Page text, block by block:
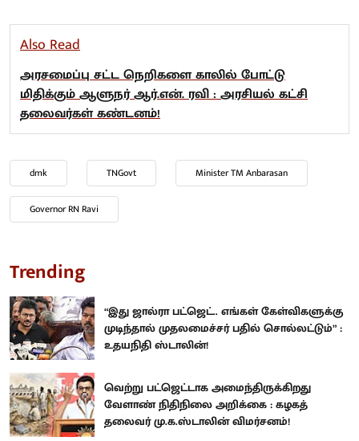
Also Read
அரசமைப்பு சட்ட நெறிகளை காலில் போட்டு
மிதிக்கும் ஆளுநர் ஆர்.என். ரவி : அரசியல் கட்சி
தலைவர்கள் கண்டனம்!
dmk TNGovt Minister TM Anbarasan
Governor RN Ravi
Trending
“இது ஜால்ரா பட்ஜெட்.. எங்கள் கேள்விகளுக்கு
முடிந்தால் முதலமைச்சர் பதில் சொல்லட்டும்” :
உதயநிதி ஸ்டாலின்!
வெற்று பட்ஜெட்டாக அமைந்திருக்கிறது
வேளாண் நிதிநிலை அறிக்கை : கழகத்
தலைவர் மு.க.ஸ்டாலின் விமர்சனம்!